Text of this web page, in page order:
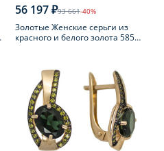
56 197 ₽93 661-40%
Золотые Женские серьги из
красного и белого золота 585